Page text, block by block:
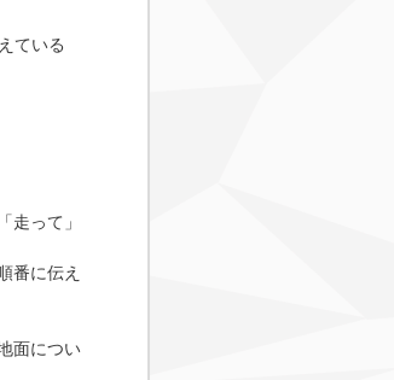
ている
走って」
番に伝え
面につい